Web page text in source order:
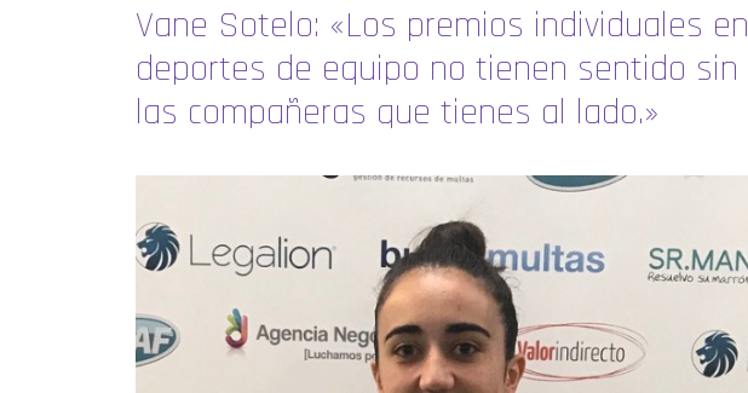
Vane Sotelo: «Los premios individuales en
deportes de equipo no tienen sentido sin
las compañeras que tienes al lado.»